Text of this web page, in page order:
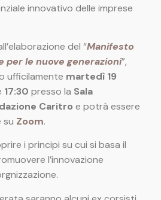
innovativo delle imprese
del “Manifesto
per le nuove generazioni”,
ufficilamente martedì 19
17:30 presso la Sala
Caritro e potrà essere
su Zoom.
i principi su cui si basa il
l’innovazione